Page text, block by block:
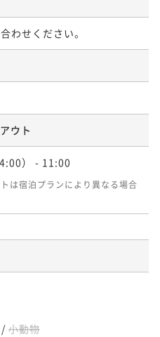
わせください。
ウト
） - 11:00
は宿泊プランにより異なる場合
/ 小動物